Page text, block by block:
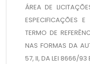
ÁREA DE
ESPECIFICAÇÕES
TERMO DE
NAS FORMAS DA
57, II, DA LEI 8666/93